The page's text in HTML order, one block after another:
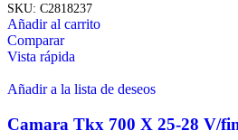
SKU: C2818237
Añadir al carrito
Comparar
Vista rápida
Añadir a la lista de deseos
Camara Tkx 700 X 25-28 V/